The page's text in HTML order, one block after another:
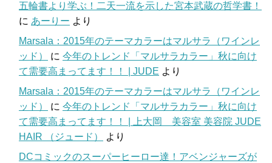
五輪書より学ぶ！二天一流を示した宮本武蔵の哲学書！
に あーりー より
Marsala：2015年のテーマカラーはマルサラ（ワインレ
ッド）
に 今年のトレンド「マルサラカラー」秋に向け
て需要高まってます！！ | JUDE より
Marsala：2015年のテーマカラーはマルサラ（ワインレ
ッド）
に 今年のトレンド「マルサラカラー」秋に向け
て需要高まってます！！ | 上大岡 美容室 美容院 JUDE
HAIR （ジュード）
より
DCコミックのスーパーヒーロー達！アベンジャーズが